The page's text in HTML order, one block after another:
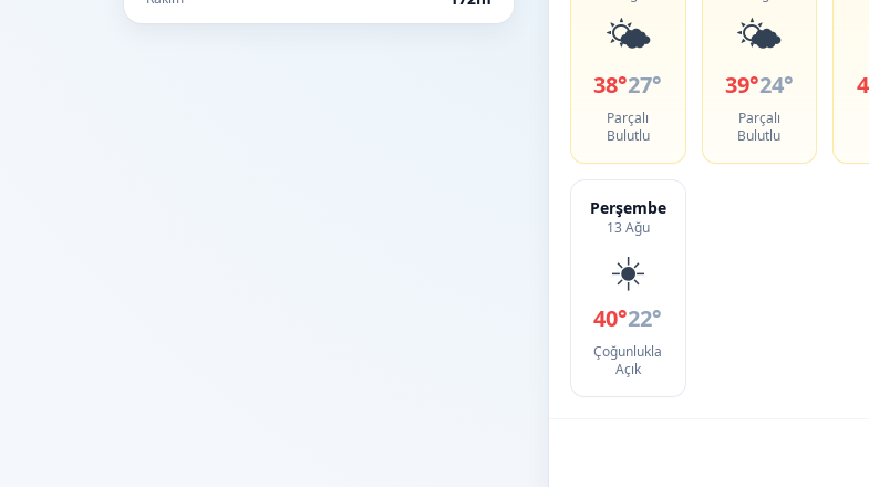
🌤️
38°27°
Parçalı
Bulutlu
🌤️
39°24°
Parçalı
Bulutlu
Perşembe
13 Ağu
☀️
40°22°
Çoğunlukla
Açık